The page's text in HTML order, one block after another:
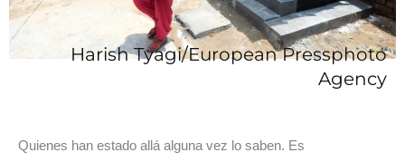
Harish Tyagi/European Pressphoto
Agency
Quienes han estado allá alguna vez lo saben. Es